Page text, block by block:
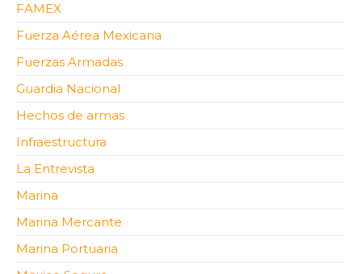
FAMEX
Fuerza Aérea Mexicana
Fuerzas Armadas
Guardia Nacional
Hechos de armas
Infraestructura
La Entrevista
Marina
Marina Mercante
Marina Portuaria